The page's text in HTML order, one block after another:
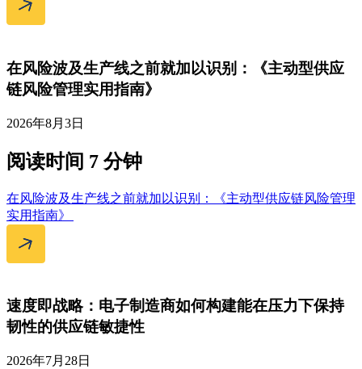
在风险波及生产线之前就加以识别：《主动型供应
链风险管理实用指南》
2026年8月3日
阅读时间 7 分钟
在风险波及生产线之前就加以识别：《主动型供应链风险管理
实用指南》
速度即战略：电子制造商如何构建能在压力下保持
韧性的供应链敏捷性
2026年7月28日